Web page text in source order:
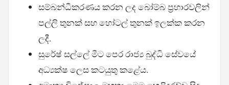
සම්බන්ධීකරණය කරන ලද බෝම්බ ප්‍රහාරවලින්
පල්ලි තුනක් සහ හෝටල් තුනක් ඉලක්ක කරන
ලදී.
සුරේෂ් සල්ලේ මීට පෙර රාජ්‍ය බුද්ධි සේවයේ
අධ්‍යක්ෂ ලෙස කටයුතු කළේය.